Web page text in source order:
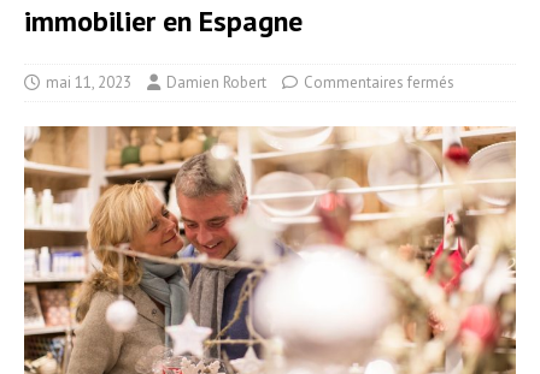
immobilier en Espagne
mai 11, 2023 Damien Robert Commentaires fermés